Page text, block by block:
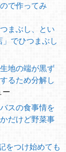
で作ってみ
まぶし、とい
」でひつまぶし
地の端が黒ず
るため分解し
ー
スの食事情を
だけど野菜事
をつけ始めても